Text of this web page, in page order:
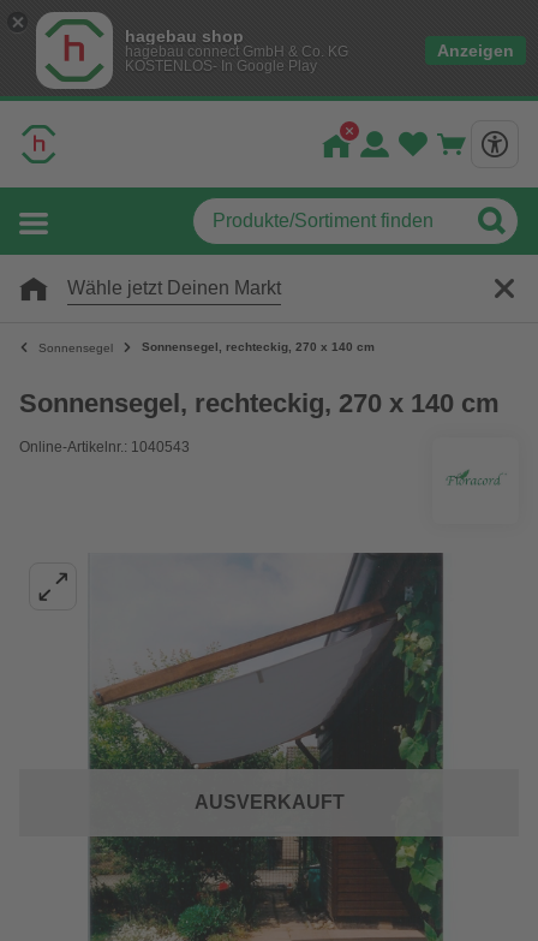
hagebau shop
hagebau connect GmbH & Co. KG
KOSTENLOS- In Google Play
Anzeigen
Wähle jetzt Deinen Markt
Sonnensegel Sonnensegel, rechteckig, 270 x 140 cm
Sonnensegel, rechteckig, 270 x 140 cm
Online-Artikelnr.: 1040543
AUSVERKAUFT